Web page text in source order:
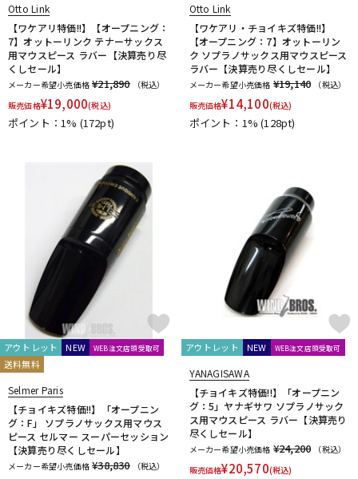
Otto Link
【ワケアリ特価!!】【オープニング：
7】オットーリンク テナーサックス
用マウスピース ラバー【決算売り尽
くしセール】
メーカー希望小売価格 ¥21,890
（税込）
販売価格¥19,000(税込)
ポイント：1% (172pt)
Otto Link
【ワケアリ・チョイキズ特価!!】
【オープニング：7】オットーリン
ク ソプラノサックス用マウスピース
ラバー【決算売り尽くしセール】
メーカー希望小売価格 ¥19,140
（税込）
販売価格¥14,100(税込)
ポイント：1%(128pt)
アウトレット NEW WEB注文店頭受取可
送料無料
Selmer Paris
【チョイキズ特価!!】「オープニン
グ：F」 ソプラノサックス用マウス
ピース セルマー スーパーセッション
【決算売り尽くしセール】
メーカー希望小売価格 ¥38,830
（税込）
アウトレット NEW WEB注文店頭受取可
YANAGISAWA
【チョイキズ特価!!】「オープニン
グ：5」ヤナギサワ ソプラノサック
ス用マウスピース ラバー【決算売り
尽くしセール】
メーカー希望小売価格 ¥24,200
（税込）
販売価格¥20,570(税込)